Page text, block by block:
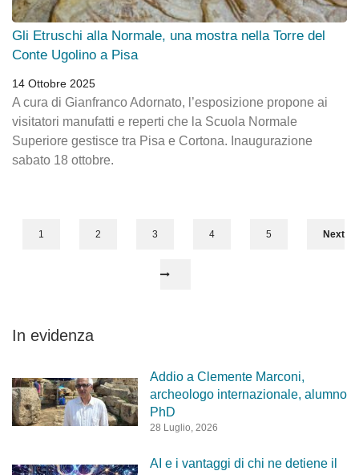
Gli Etruschi alla Normale, una mostra nella Torre del
Conte Ugolino a Pisa
14 Ottobre 2025
A cura di Gianfranco Adornato, l’esposizione propone ai
visitatori manufatti e reperti che la Scuola Normale
Superiore gestisce tra Pisa e Cortona. Inaugurazione
sabato 18 ottobre.
1 2 3 4 5 Next
In evidenza
Addio a Clemente Marconi,
archeologo internazionale, alumno
PhD
28 Luglio, 2026
AI e i vantaggi di chi ne detiene il